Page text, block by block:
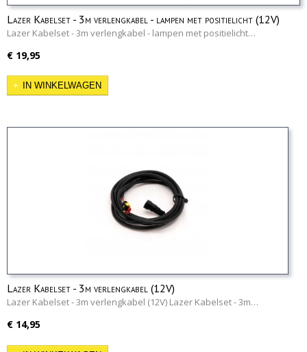
Lazer Kabelset - 3m verlengkabel - lampen met positielicht (12V)
Lazer Kabelset - 3m verlengkabel - lampen met positielicht…
€ 19,95
IN WINKELWAGEN
Lazer Kabelset - 3m verlengkabel (12V)
Lazer Kabelset - 3m verlengkabel (12V) Lazer Kabelset - 3m…
€ 14,95